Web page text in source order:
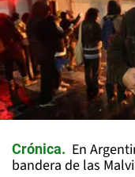
Crónica
En
bandera de las